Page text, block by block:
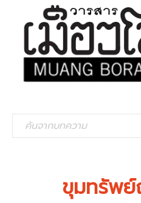
ขุมทรัพย์